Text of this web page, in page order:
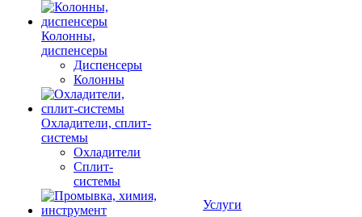
Колонны,
диспенсеры
Диспенсеры
Колонны
Охладители, сплит-
системы
Охладители
Сплит-
системы
Услуги